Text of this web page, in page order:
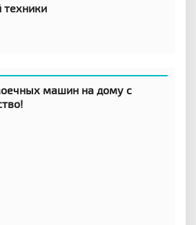
техники
машин на дому с